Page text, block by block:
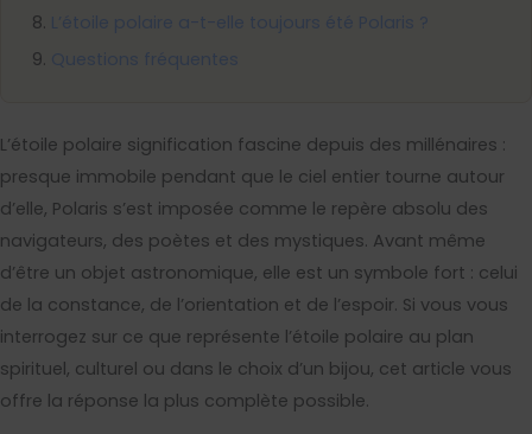
L’étoile polaire a-t-elle toujours été Polaris ?
Questions fréquentes
L’étoile polaire signification fascine depuis des millénaires :
presque immobile pendant que le ciel entier tourne autour
d’elle, Polaris s’est imposée comme le repère absolu des
navigateurs, des poètes et des mystiques. Avant même
d’être un objet astronomique, elle est un symbole fort : celui
de la constance, de l’orientation et de l’espoir. Si vous vous
interrogez sur ce que représente l’étoile polaire au plan
spirituel, culturel ou dans le choix d’un bijou, cet article vous
offre la réponse la plus complète possible.